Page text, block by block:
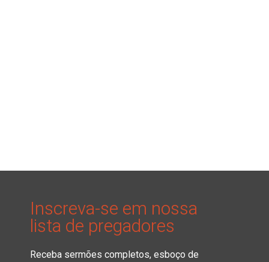
Inscreva-se em nossa
lista de pregadores
Receba sermões completos, esboço de